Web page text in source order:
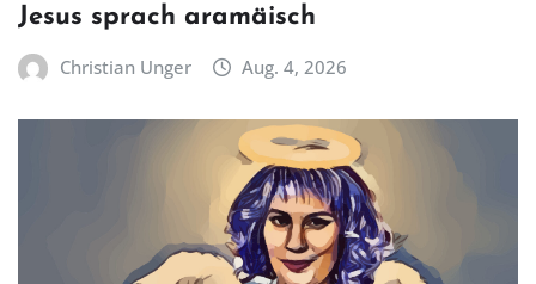
Jesus sprach aramäisch
Christian Unger Aug. 4, 2026